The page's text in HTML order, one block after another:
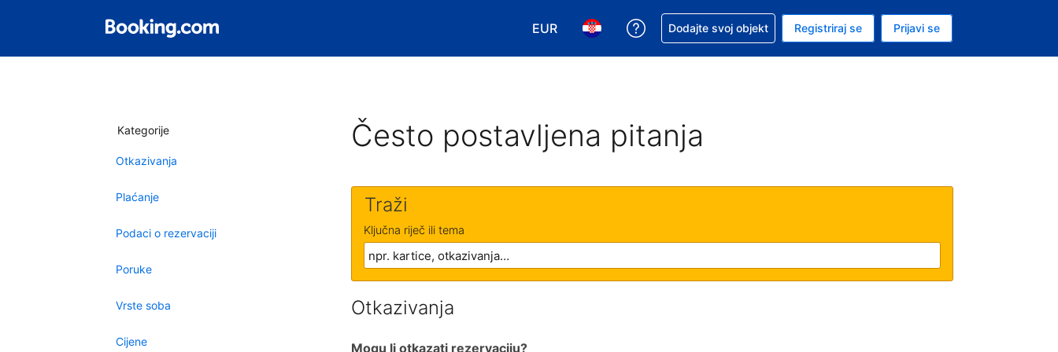
EUR
Odaberite valutu. Vaša je trenutačna valuta EUR
Odaberite svoj jezik. Vaš je trenutačni jezik Hrvatskom
Zatražite pomoć sa svojom rezervacijom
Dodajte svoj objekt Registriraj se Prijavi se
Kategorije
Otkazivanja
Plaćanje
Podaci o rezervaciji
Poruke
Vrste soba
Cijene
Često postavljena pitanja
Traži
Ključna riječ ili tema
Otkazivanja
Mogu li otkazati rezervaciju?